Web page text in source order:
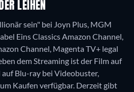
LEIHEN
sein" bei Joyn Plus, MGM
Eins Classics Amazon Channel,
Channel, Magenta TV+ legal
dem Streaming ist der Film auf
Blu-ray bei Videobuster,
Kaufen verfügbar. Derzeit gibt